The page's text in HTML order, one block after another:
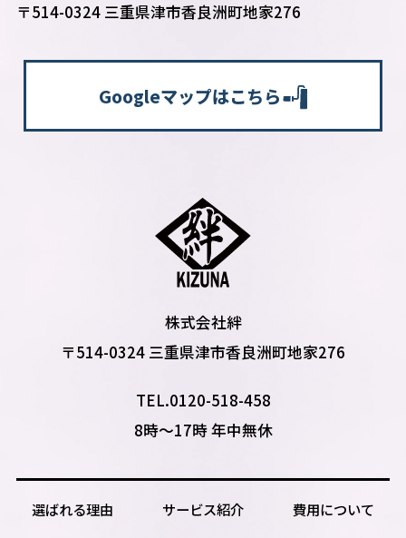
〒514-0324 三重県津市香良洲町地家276
Googleマップはこちら
株式会社絆
〒514-0324 三重県津市香良洲町地家276
TEL.0120-518-458
8時〜17時 年中無休
選ばれる理由 サービス紹介 費用について